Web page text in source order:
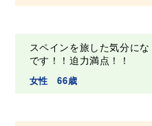
スペインを旅した気分に
です！！迫力満点！！
女性 66歳